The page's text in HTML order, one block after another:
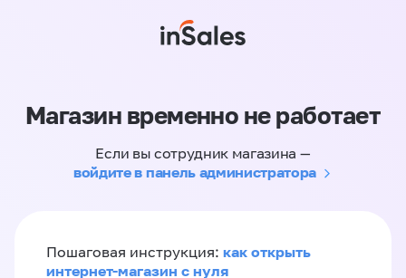
Магазин временно не работает
Если вы сотрудник магазина —
войдите в панель администратора
Пошаговая инструкция: как открыть
интернет-магазин с нуля